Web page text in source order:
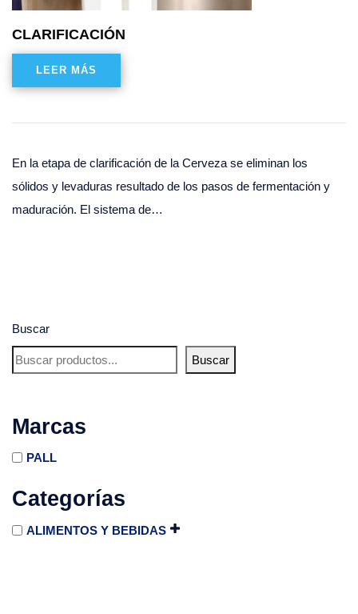
Buscar
Buscar
Marcas
PALL
Categorías
ALIMENTOS Y BEBIDAS
CLARIFICACIÓN
LEER MÁS
En la etapa de clarificación de la Cerveza se eliminan los
sólidos y levaduras resultado de los pasos de fermentación y
maduración. El sistema de…